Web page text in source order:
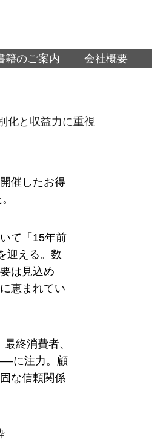
籍のご案内 会社概要
化と収益力に重視
催したお得
て「15年前
迎える。数
は見込め
恵まれてい
終消費者、
に注力。顧
な信頼関係